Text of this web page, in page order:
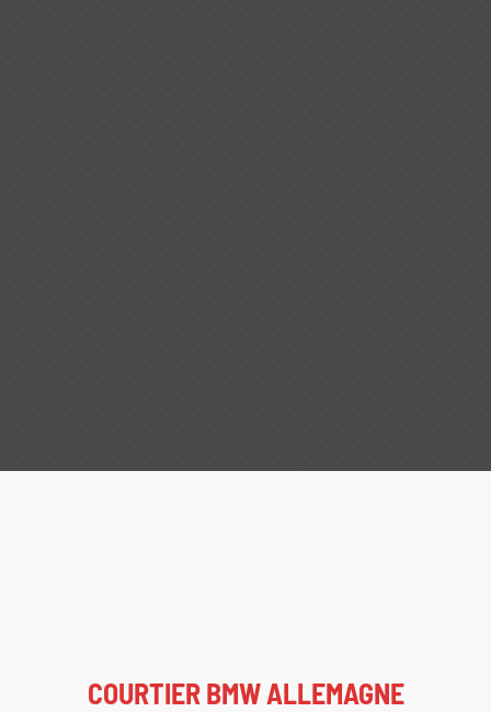
COURTIER BMW ALLEMAGNE